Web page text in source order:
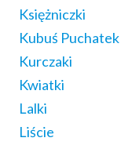
Księżniczki
Kubuś Puchatek
Kurczaki
Kwiatki
Lalki
Liście